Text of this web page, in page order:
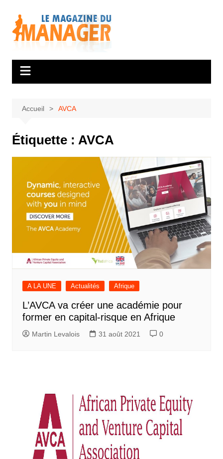
contenu
Accueil AVCA
Étiquette : AVCA
A LA UNE Actualités Afrique
L’AVCA va créer une académie pour
former en capital-risque en Afrique
Martin Levalois 31 août 2021 0